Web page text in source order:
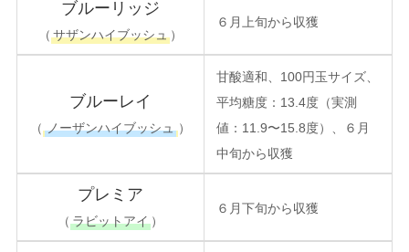
ブルーリッジ
（ サザンハイブッシュ）
６月上旬から収獲
ブルーレイ
（ ノーザンハイブッシュ ）
甘酸適和、100円玉サイズ、
平均糖度：13.4度（実測
値：11.9〜15.8度）、６月
中旬から収獲
プレミア
（ ラビットアイ）
６月下旬から収獲